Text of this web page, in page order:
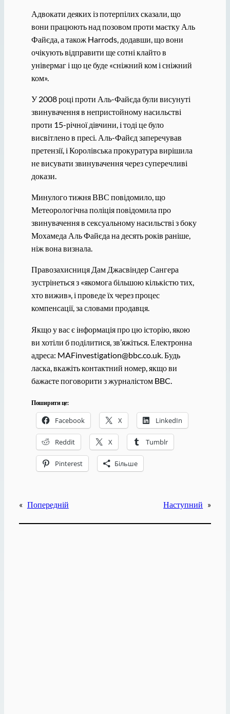
Адвокати деяких із потерпілих сказали, що
вони працюють над позовом проти маєтку Аль
Файєда, а також Harrods, додавши, що вони
очікують відправити ще сотні клайто в
універмаг і що це буде «сніжний ком і сніжний
ком».
У 2008 році проти Аль-Файєда були висунуті
звинувачення в непристойному насильстві
проти 15-річної дівчини, і тоді це було
висвітлено в пресі. Аль-Файєд заперечував
претензії, і Королівська прокуратура вирішила
не висувати звинувачення через суперечливі
докази.
Минулого тижня ВВС повідомило, що
Метеорологічна поліція повідомила про
звинувачення в сексуальному насильстві з боку
Мохамеда Аль Файєда на десять років раніше,
ніж вона визнала.
Правозахисниця Дам Джасвіндер Сангера
зустрінеться з «якомога більшою кількістю тих,
хто вижив», і проведе їх через процес
компенсації, за словами продавця.
Якщо у вас є інформація про цю історію, якою
ви хотіли б поділитися, зв’яжіться. Електронна
адреса: MAFinvestigation@bbc.co.uk. Будь
ласка, вкажіть контактний номер, якщо ви
бажаєте поговорити з журналістом BBC.
Поширити це:
Facebook X LinkedIn
Reddit X Tumblr
Pinterest Більше
« Попередній Наступний »